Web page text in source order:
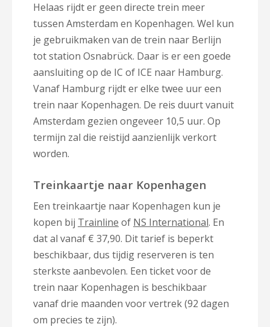
Helaas rijdt er geen directe trein meer
tussen Amsterdam en Kopenhagen. Wel kun
je gebruikmaken van de trein naar Berlijn
tot station Osnabrück. Daar is er een goede
aansluiting op de IC of ICE naar Hamburg.
Vanaf Hamburg rijdt er elke twee uur een
trein naar Kopenhagen. De reis duurt vanuit
Amsterdam gezien ongeveer 10,5 uur. Op
termijn zal die reistijd aanzienlijk verkort
worden.
Treinkaartje naar Kopenhagen
Een treinkaartje naar Kopenhagen kun je
kopen bij Trainline of NS International. En
dat al vanaf € 37,90. Dit tarief is beperkt
beschikbaar, dus tijdig reserveren is ten
sterkste aanbevolen. Een ticket voor de
trein naar Kopenhagen is beschikbaar
vanaf drie maanden voor vertrek (92 dagen
om precies te zijn).